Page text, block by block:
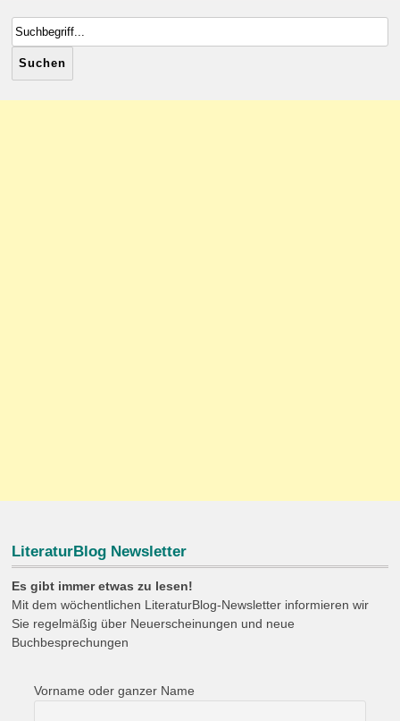
LiteraturBlog Newsletter
Es gibt immer etwas zu lesen!
Mit dem wöchentlichen LiteraturBlog-Newsletter informieren wir
Sie regelmäßig über Neuerscheinungen und neue
Buchbesprechungen
Vorname oder ganzer Name